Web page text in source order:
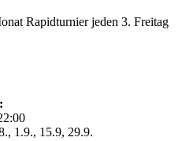
Rapidturnier jeden 3. Freitag
1.9., 15.9, 29.9.